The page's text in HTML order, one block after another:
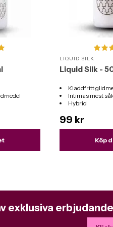
LIQUID SILK
Liquid Silk -
Kladdfritt
Intimas mest
Hybrid
99 kr
Köp
exklusiva